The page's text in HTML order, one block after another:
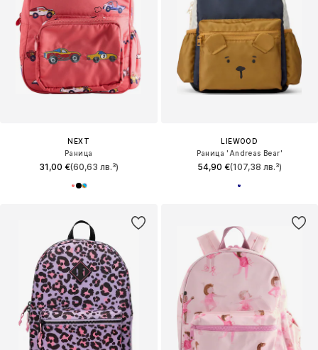
NEXT
Раница
31,00 €(60,63 лв.³)
LIEWOOD
Раница 'Andreas Bear'
54,90 €(107,38 лв.³)